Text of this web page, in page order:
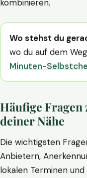
kombinieren.
Wo stehst du
wo du auf dem
Minuten-
Häufige
deiner Nähe
Die wichtigsten
Anbietern,
lokalen Terminen